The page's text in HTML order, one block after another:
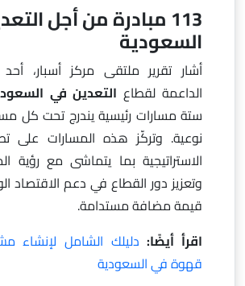
113 مبادرة من أجل
السعودية
أشار تقرير ملتقى مركز أسبار، أحد
الداعمة لقطاع التعدين في
نوعية. وتركّز هذه المسارات على
وتعزيز دور القطاع في دعم الاقتصاد
قيمة مضافة مستدامة.
اقرأ أيضًا: دليلك الشامل لإنشاء
قهوة في السعودية